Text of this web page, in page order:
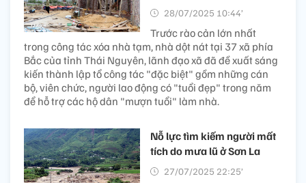
28/07/2025 10:44’
Trước rào cản lớn nhất
trong công tác xóa nhà tạm, nhà dột nát tại 37 xã phía
Bắc của tỉnh Thái Nguyên, lãnh đạo xã đã đề xuất sáng
kiến thành lập tổ công tác "đặc biệt" gồm những cán
bộ, viên chức, người lao động có "tuổi đẹp" trong năm
để hỗ trợ các hộ dân "mượn tuổi" làm nhà.
Nỗ lực tìm kiếm người mất
tích do mưa lũ ở Sơn La
27/07/2025 22:25’